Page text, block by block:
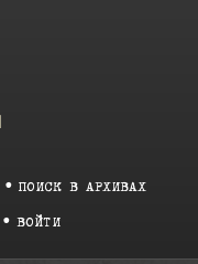
ПОИСК В АРХИВАХ
ВОЙТИ